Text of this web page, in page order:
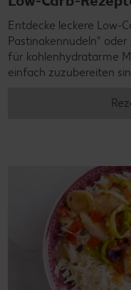
Entdecke leckere Low-
Pastinakennudeln"
für kohlenhydratarme
einfach zuzubereiten